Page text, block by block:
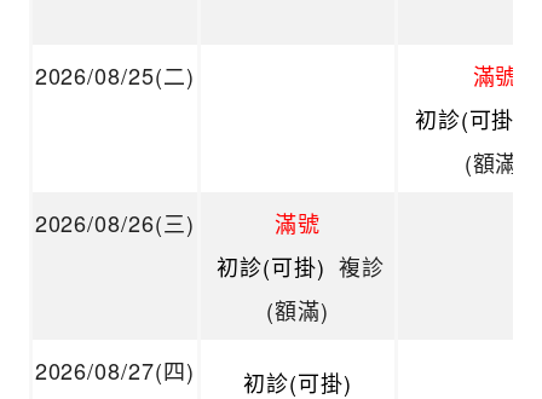
2026/08/25(二)
滿號
初診(可掛)
(額滿)
2026/08/26(三)
滿號
初診(可掛) 複診
(額滿)
2026/08/27(四)
初診(可掛)